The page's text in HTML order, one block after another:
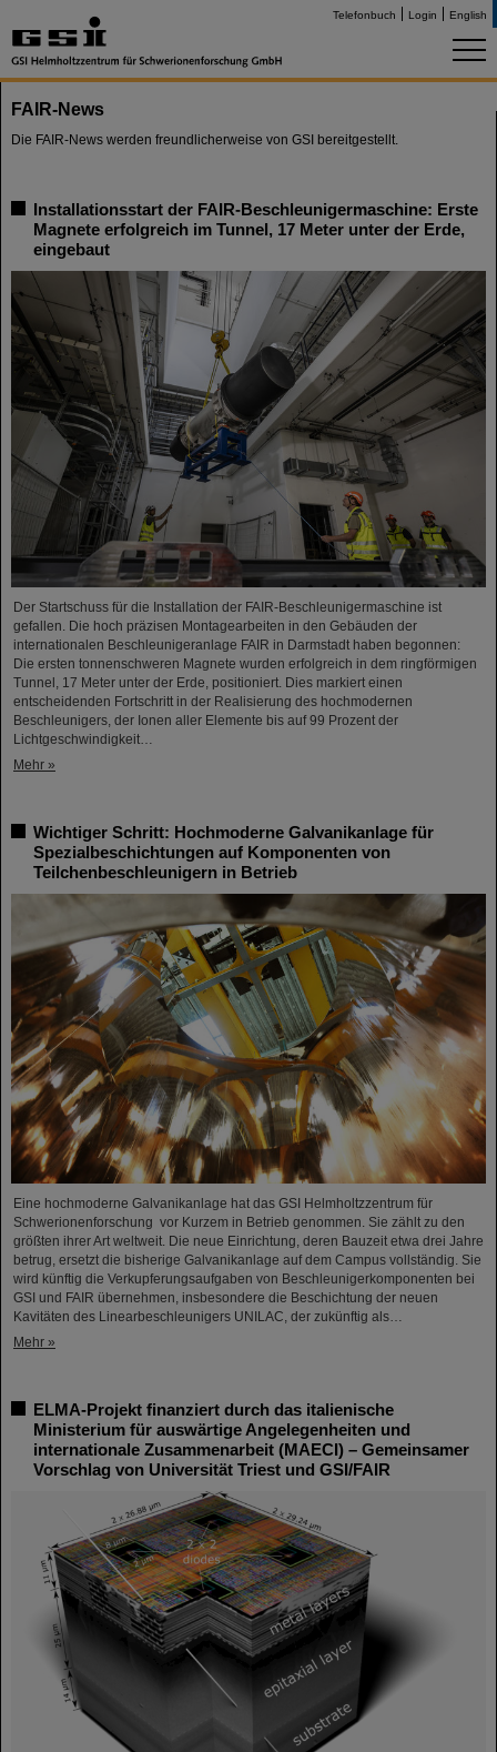
Telefonbuch Login English
FAIR-News
Die FAIR-News werden freundlicherweise von GSI bereitgestellt.
Installationsstart der FAIR-Beschleunigermaschine: Erste
Magnete erfolgreich im Tunnel, 17 Meter unter der Erde,
eingebaut
Der Startschuss für die Installation der FAIR-Beschleunigermaschine ist
gefallen. Die hoch präzisen Montagearbeiten in den Gebäuden der
internationalen Beschleunigeranlage FAIR in Darmstadt haben begonnen:
Die ersten tonnenschweren Magnete wurden erfolgreich in dem ringförmigen
Tunnel, 17 Meter unter der Erde, positioniert. Dies markiert einen
entscheidenden Fortschritt in der Realisierung des hochmodernen
Beschleunigers, der Ionen aller Elemente bis auf 99 Prozent der
Lichtgeschwindigkeit…
Mehr »
Wichtiger Schritt: Hochmoderne Galvanikanlage für
Spezialbeschichtungen auf Komponenten von
Teilchenbeschleunigern in Betrieb
Eine hochmoderne Galvanikanlage hat das GSI Helmholtzzentrum für
Schwerionenforschung vor Kurzem in Betrieb genommen. Sie zählt zu den
größten ihrer Art weltweit. Die neue Einrichtung, deren Bauzeit etwa drei Jahre
betrug, ersetzt die bisherige Galvanikanlage auf dem Campus vollständig. Sie
wird künftig die Verkupferungsaufgaben von Beschleunigerkomponenten bei
GSI und FAIR übernehmen, insbesondere die Beschichtung der neuen
Kavitäten des Linearbeschleunigers UNILAC, der zukünftig als…
Mehr »
ELMA-Projekt finanziert durch das italienische
Ministerium für auswärtige Angelegenheiten und
internationale Zusammenarbeit (MAECI) – Gemeinsamer
Vorschlag von Universität Triest und GSI/FAIR